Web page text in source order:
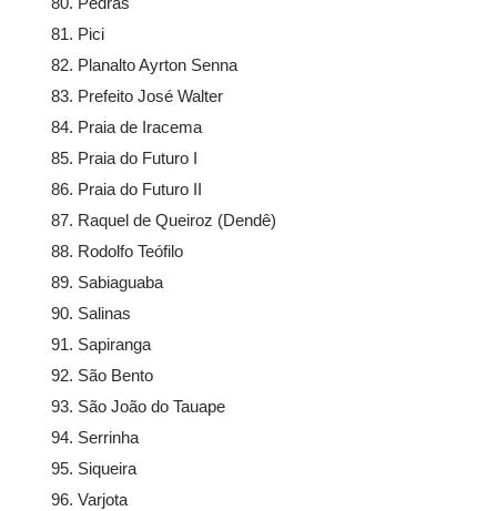
Pici
Planalto Ayrton Senna
Prefeito José Walter
Praia de Iracema
Praia do Futuro I
Praia do Futuro II
Raquel de Queiroz (Dendê)
Rodolfo Teófilo
Sabiaguaba
Salinas
Sapiranga
São Bento
São João do Tauape
Serrinha
Siqueira
Varjota